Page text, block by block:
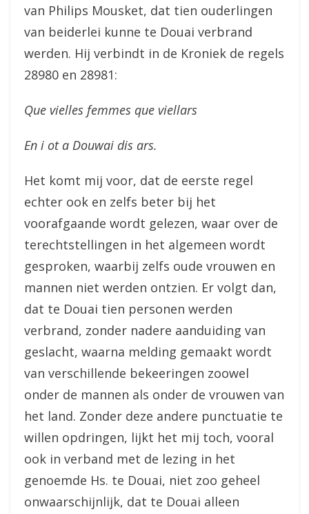
van Philips Mousket, dat tien ouderlingen
van beiderlei kunne te Douai verbrand
werden. Hij verbindt in de Kroniek de regels
28980 en 28981:
Que vielles femmes que viellars
En i ot a Douwai dis ars.
Het komt mij voor, dat de eerste regel
echter ook en zelfs beter bij het
voorafgaande wordt gelezen, waar over de
terechtstellingen in het algemeen wordt
gesproken, waarbij zelfs oude vrouwen en
mannen niet werden ontzien. Er volgt dan,
dat te Douai tien personen werden
verbrand, zonder nadere aanduiding van
geslacht, waarna melding gemaakt wordt
van verschillende bekeeringen zoowel
onder de mannen als onder de vrouwen van
het land. Zonder deze andere punctuatie te
willen opdringen, lijkt het mij toch, vooral
ook in verband met de lezing in het
genoemde Hs. te Douai, niet zoo geheel
onwaarschijnlijk, dat te Douai alleen